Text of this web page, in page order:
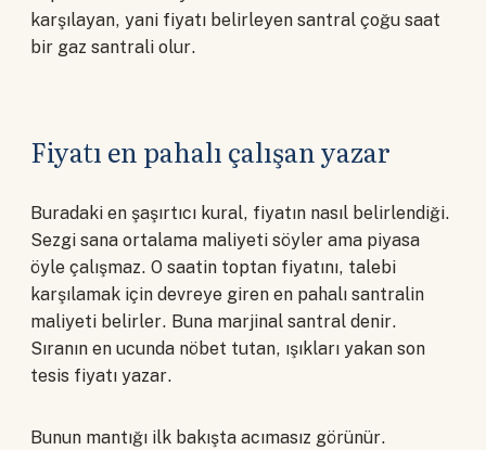
karşılayan, yani fiyatı belirleyen santral çoğu saat
bir gaz santrali olur.
Fiyatı en pahalı çalışan yazar
Buradaki en şaşırtıcı kural, fiyatın nasıl belirlendiği.
Sezgi sana ortalama maliyeti söyler ama piyasa
öyle çalışmaz. O saatin toptan fiyatını, talebi
karşılamak için devreye giren en pahalı santralin
maliyeti belirler. Buna marjinal santral denir.
Sıranın en ucunda nöbet tutan, ışıkları yakan son
tesis fiyatı yazar.
Bunun mantığı ilk bakışta acımasız görünür.